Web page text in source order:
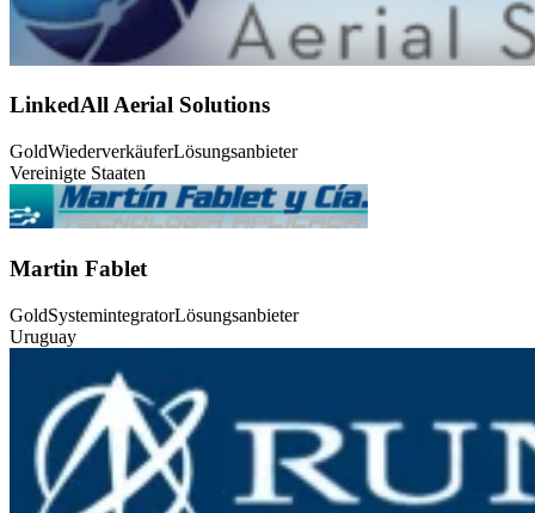
LinkedAll Aerial Solutions
GoldWiederverkäuferLösungsanbieter
Vereinigte Staaten
Martin Fablet
GoldSystemintegratorLösungsanbieter
Uruguay